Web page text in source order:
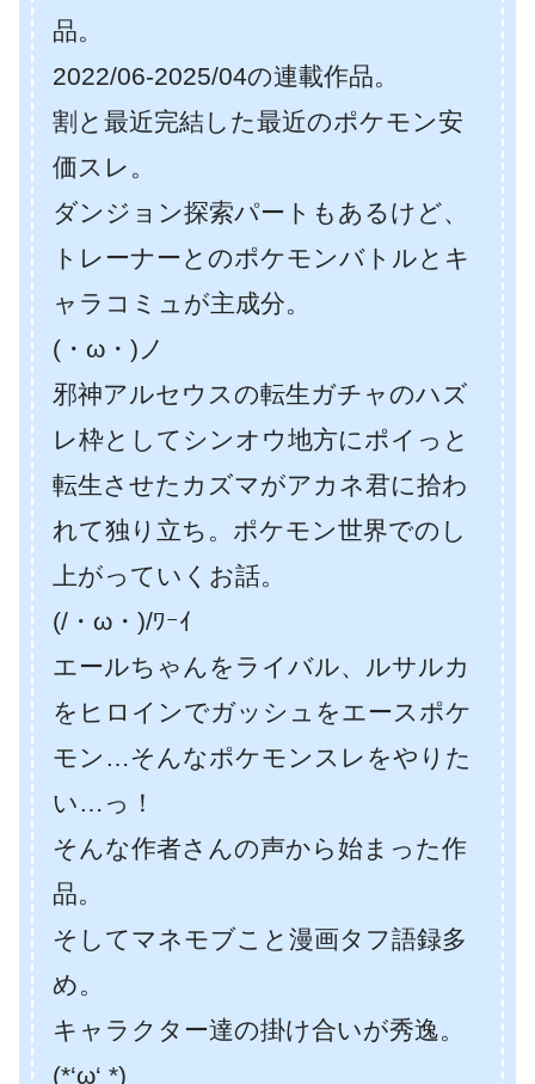
品。
2022/06-2025/04の連載作品。
割と最近完結した最近のポケモン安
価スレ。
ダンジョン探索パートもあるけど、
トレーナーとのポケモンバトルとキ
ャラコミュが主成分。
(・ω・)ノ
邪神アルセウスの転生ガチャのハズ
レ枠としてシンオウ地方にポイっと
転生させたカズマがアカネ君に拾わ
れて独り立ち。ポケモン世界でのし
上がっていくお話。
(/・ω・)/ﾜｰｲ
エールちゃんをライバル、ルサルカ
をヒロインでガッシュをエースポケ
モン…そんなポケモンスレをやりた
い…っ！
そんな作者さんの声から始まった作
品。
そしてマネモブこと漫画タフ語録多
め。
キャラクター達の掛け合いが秀逸。
(*‘ω‘ *)